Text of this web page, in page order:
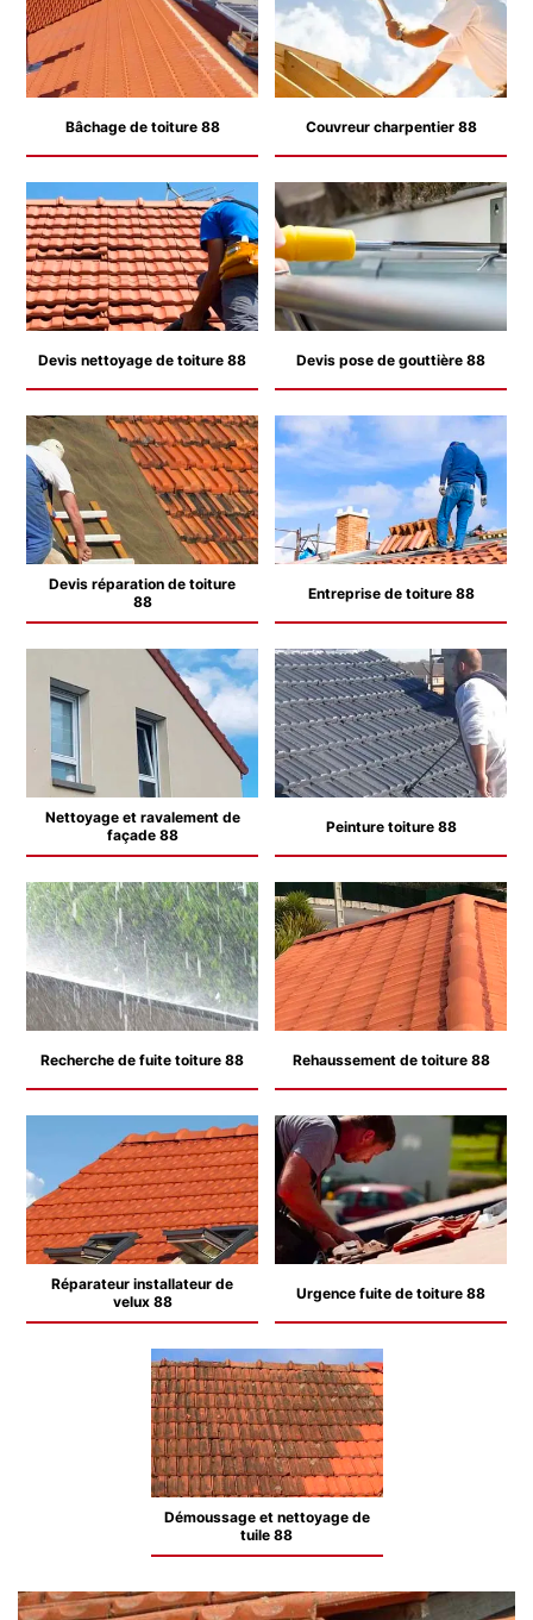
Bâchage de toiture 88 Couvreur charpentier 88
Devis nettoyage de toiture 88 Devis pose de gouttière 88
Devis réparation de toiture
88
Entreprise de toiture 88
Nettoyage et ravalement de
façade 88
Peinture toiture 88
Recherche de fuite toiture 88 Rehaussement de toiture 88
Réparateur installateur de
velux 88
Urgence fuite de toiture 88
Démoussage et nettoyage de
tuile 88